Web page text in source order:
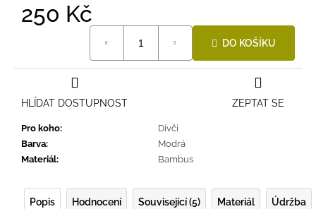
250 Kč
DO KOŠÍKU
Pro koho:
Dívčí
Barva:
Modrá
Materiál: Bambus
ZEPTAT SE
HLÍDAT DOSTUPNOST
Popis Hodnocení Související (5) Materiál Údržba